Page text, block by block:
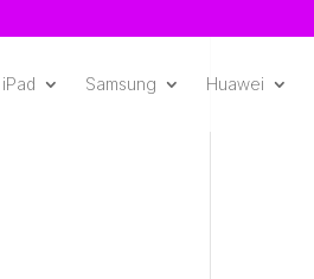
iPad Samsung Huawei